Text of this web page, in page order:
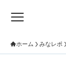
ホーム みなレポ